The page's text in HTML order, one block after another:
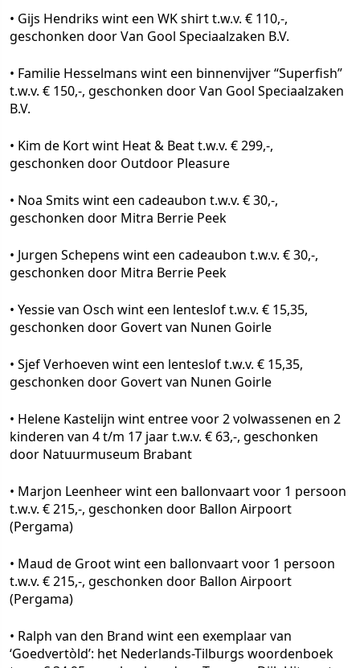
• Gijs Hendriks wint een WK shirt t.w.v. € 110,-,
geschonken door Van Gool Speciaalzaken B.V.
• Familie Hesselmans wint een binnenvijver “Superfish”
t.w.v. € 150,-, geschonken door Van Gool Speciaalzaken
B.V.
• Kim de Kort wint Heat & Beat t.w.v. € 299,-,
geschonken door Outdoor Pleasure
• Noa Smits wint een cadeaubon t.w.v. € 30,-,
geschonken door Mitra Berrie Peek
• Jurgen Schepens wint een cadeaubon t.w.v. € 30,-,
geschonken door Mitra Berrie Peek
• Yessie van Osch wint een lenteslof t.w.v. € 15,35,
geschonken door Govert van Nunen Goirle
• Sjef Verhoeven wint een lenteslof t.w.v. € 15,35,
geschonken door Govert van Nunen Goirle
• Helene Kastelijn wint entree voor 2 volwassenen en 2
kinderen van 4 t/m 17 jaar t.w.v. € 63,-, geschonken
door Natuurmuseum Brabant
• Marjon Leenheer wint een ballonvaart voor 1 persoon
t.w.v. € 215,-, geschonken door Ballon Airpoort
(Pergama)
• Maud de Groot wint een ballonvaart voor 1 persoon
t.w.v. € 215,-, geschonken door Ballon Airpoort
(Pergama)
• Ralph van den Brand wint een exemplaar van
‘Goedvertòld’: het Nederlands-Tilburgs woordenboek